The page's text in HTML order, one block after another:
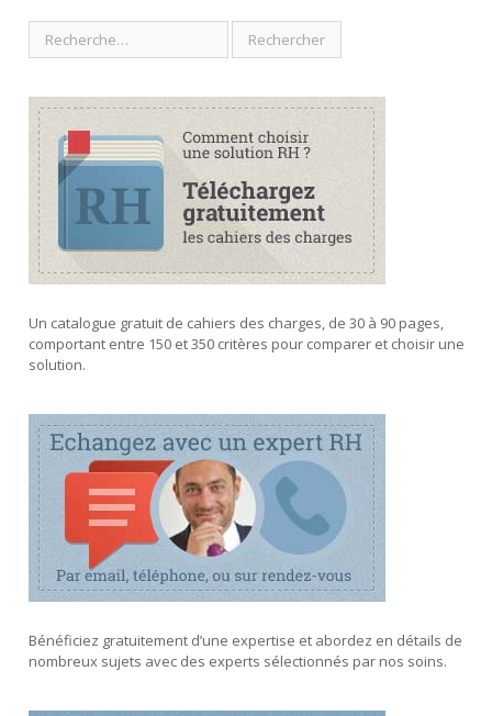
Un catalogue gratuit de cahiers des charges, de 30 à 90 pages,
comportant entre 150 et 350 critères pour comparer et choisir une
solution.
Bénéficiez gratuitement d’une expertise et abordez en détails de
nombreux sujets avec des experts sélectionnés par nos soins.